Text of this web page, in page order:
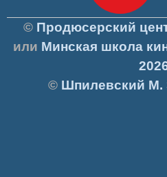
© Продюсерский
или Минская школа
© Шпилевский М.